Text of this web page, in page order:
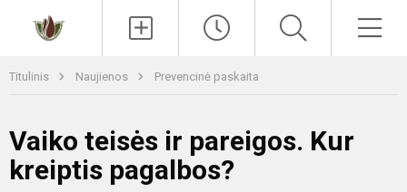
Titulinis Naujienos Prevencinė paskaita
Vaiko teisės ir pareigos. Kur
kreiptis pagalbos?